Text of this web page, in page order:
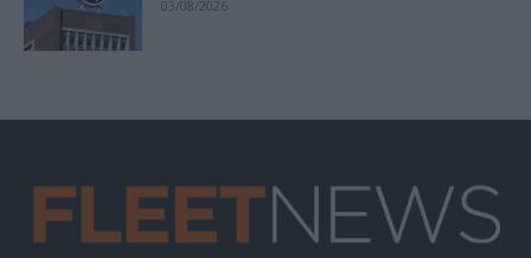
03/08/2026